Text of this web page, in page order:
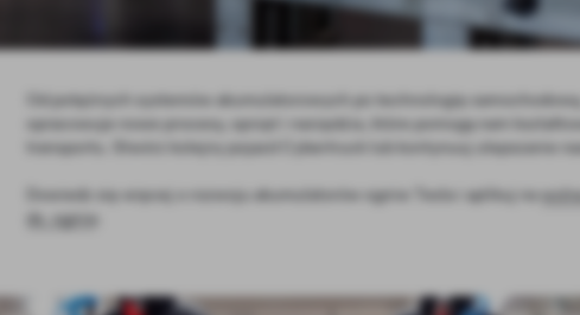
Od potężnych systemów akumulatorowych po technologię
opracowuje nowe procesy, sprzęt i narzędzia, które pomogą nam
transportu. Stwórz kolejny pojazd Cybertruck lub kontynuuj ulepszanie
Dowiedz się więcej o rozwoju akumulatorów ogniw Tesla i aplikuj na
ds. ogniw